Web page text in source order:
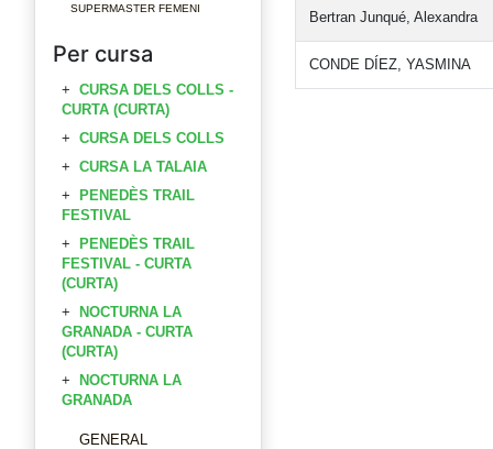
SUPERMASTER FEMENI
Per cursa
CURSA DELS COLLS -
CURTA (CURTA)
CURSA DELS COLLS
CURSA LA TALAIA
PENEDÈS TRAIL
FESTIVAL
PENEDÈS TRAIL
FESTIVAL - CURTA
(CURTA)
NOCTURNA LA
GRANADA - CURTA
(CURTA)
NOCTURNA LA
GRANADA
GENERAL
Bertran Junqué, Alexandra
CONDE DÍEZ, YASMINA